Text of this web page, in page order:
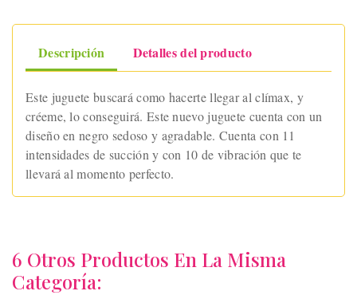
Descripción Detalles del producto
Este juguete buscará como hacerte llegar al clímax, y
créeme, lo conseguirá. Este nuevo juguete cuenta con un
diseño en negro sedoso y agradable. Cuenta con 11
intensidades de succión y con 10 de vibración que te
llevará al momento perfecto.
6 Otros Productos En La Misma
Categoría: